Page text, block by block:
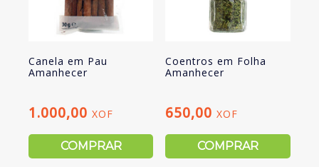
Canela em Pau
Amanhecer
1.000,00 XOF
COMPRAR
Coentros em Folha
Amanhecer
650,00XOF
COMPRAR